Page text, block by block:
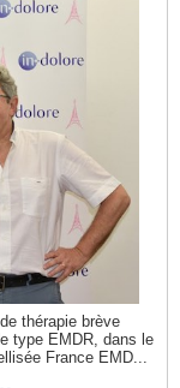
thérapie brève
type EMDR, dans le
France EMD...